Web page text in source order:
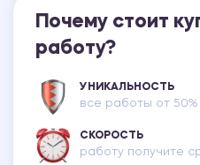
Почему стоит
работу?
УНИКАЛЬНОСТЬ
все работы от
СКОРОСТЬ
работу получите